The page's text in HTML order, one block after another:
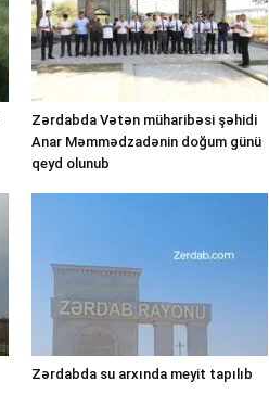
Zərdabda Vətən müharibəsi şəhidi
Anar Məmmədzadənin doğum günü
qeyd olunub
Zərdabda su arxında meyit tapılıb